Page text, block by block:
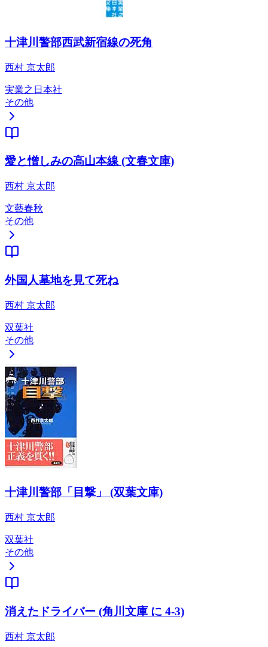
十津川警部西武新宿線の死角
西村 京太郎
実業之日本社
その他
愛と憎しみの高山本線 (文春文庫)
西村 京太郎
文藝春秋
その他
外国人墓地を見て死ね
西村 京太郎
双葉社
その他
十津川警部「目撃」 (双葉文庫)
西村 京太郎
双葉社
その他
消えたドライバー (角川文庫 に 4-3)
西村 京太郎